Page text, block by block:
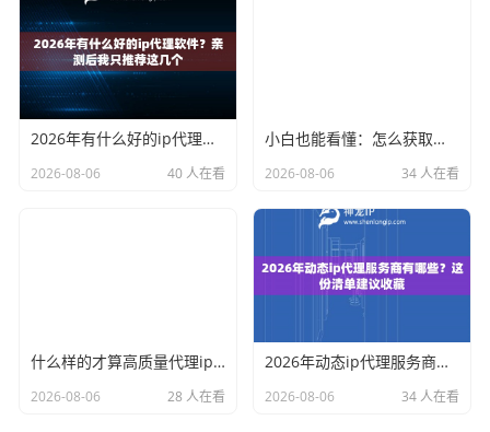
2026年有什么好的ip代理软件？亲测后我只推荐这几个
2026-08-06 40 人在看
小白也能看懂：怎么获取代理ip和端口号，一步步教会你
2026-08-06 34 人在看
什么样的才算高质量代理ip？资深玩家总结了三个硬指标
2026-08-06 28 人在看
2026年动态ip代理服务商有哪些？这份清单建议收藏
2026-08-06 34 人在看